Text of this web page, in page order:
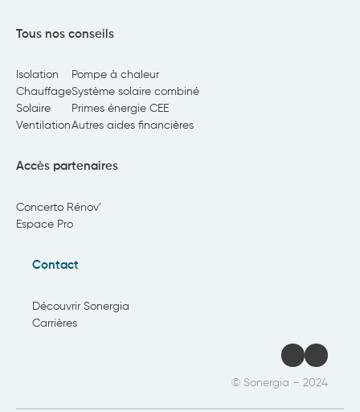
Tous nos conseils
Isolation
Chauffage
Solaire
Ventilation
Pompe à chaleur
Système solaire combiné
Primes énergie CEE
Autres aides financières
Accès partenaires
Concerto Rénov’
Espace Pro
Contact
Découvrir Sonergia
Carrières
© Sonergia – 2024